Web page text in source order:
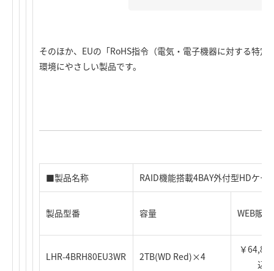
そのほか、EUの「RoHS指令（電気・電子機器に対する特
環境にやさしい製品です。
■製品名称 RAID機能搭載4BAY外付型HDケー
製品型番 容量 WEB販
LHR-4BRH80EU3WR 2TB(WD Red)×4
￥
込)